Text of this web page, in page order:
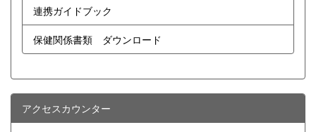
連携ガイドブック
保健関係書類 ダウンロード
アクセスカウンター